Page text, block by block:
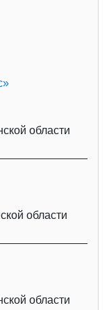
области
области
области